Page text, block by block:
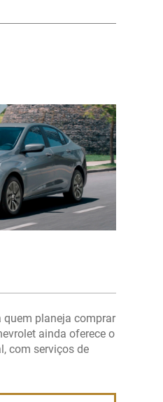
quem planeja comprar
ainda oferece o
com serviços de